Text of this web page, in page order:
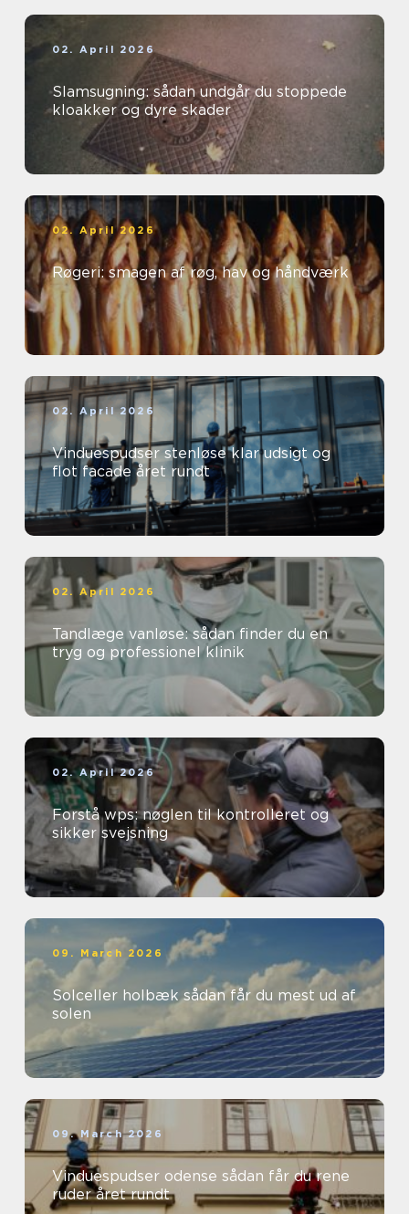
02. April 2026
Slamsugning: sådan undgår du stoppede
kloakker og dyre skader
02. April 2026
Røgeri: smagen af røg, hav og håndværk
02. April 2026
Vinduespudser stenløse klar udsigt og
flot facade året rundt
02. April 2026
Tandlæge vanløse: sådan finder du en
tryg og professionel klinik
02. April 2026
Forstå wps: nøglen til kontrolleret og
sikker svejsning
09. March 2026
Solceller holbæk sådan får du mest ud af
solen
09. March 2026
Vinduespudser odense sådan får du rene
ruder året rundt